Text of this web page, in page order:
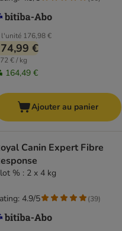
176,98 €
€
€ / kg
164,49 €
Ajouter au panier
Canin Expert Fibre
% : 2 x 4 kg
4.9/5 (39)